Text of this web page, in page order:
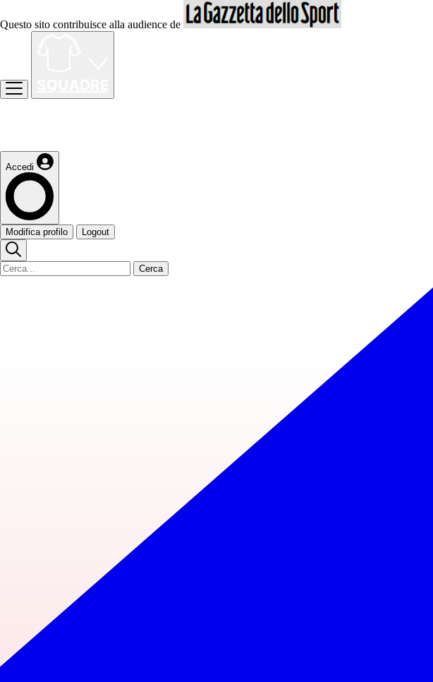
Questo sito contribuisce alla audience de
Accedi
Modifica profilo Logout
Cerca